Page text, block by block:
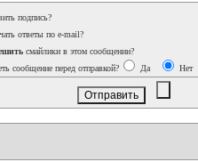
подпись?
ответы по e-mail?
смайлики в этом сообщении?
сообщение перед отправкой?
Да Нет